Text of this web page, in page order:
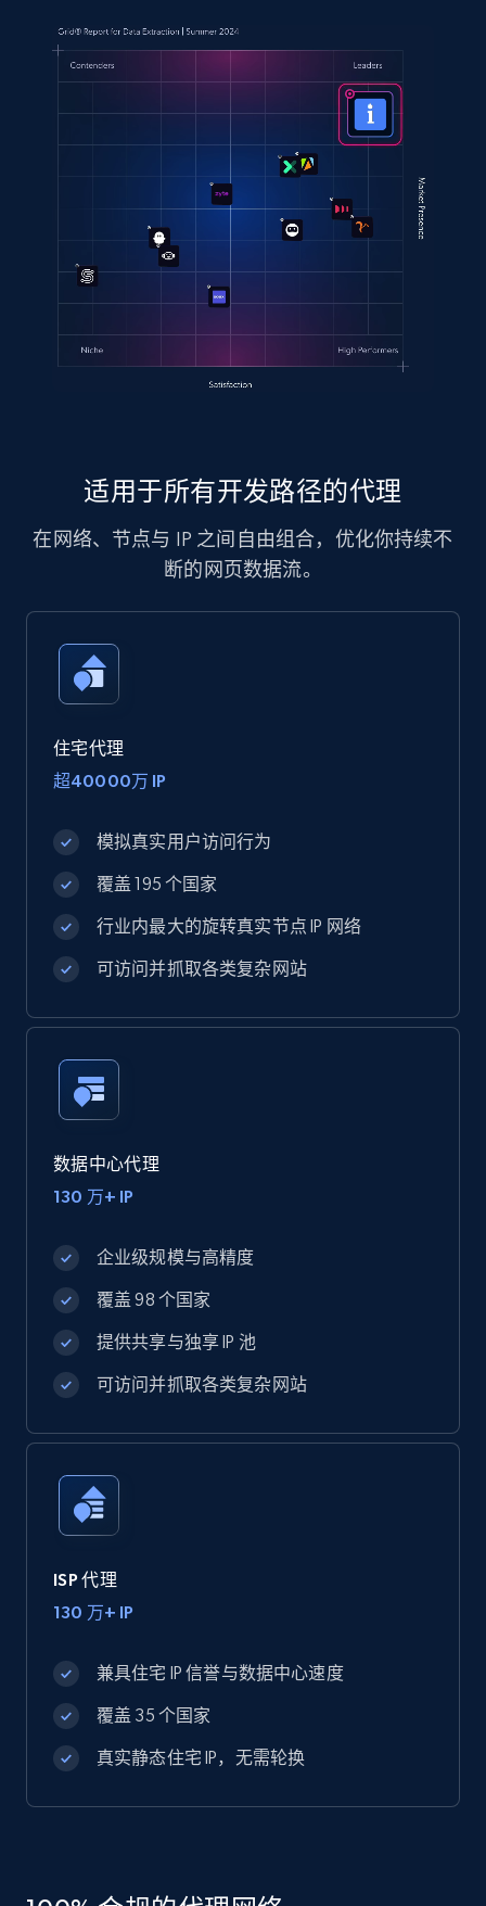
适用于所有开发路径的代理
在网络、节点与 IP 之间自由组合，优化你持续不
断的网页数据流。
住宅代理
超40000万 IP
模拟真实用户访问行为
覆盖 195 个国家
行业内最大的旋转真实节点 IP 网络
可访问并抓取各类复杂网站
数据中心代理
130 万+ IP
企业级规模与高精度
覆盖 98 个国家
提供共享与独享 IP 池
可访问并抓取各类复杂网站
ISP 代理
130 万+ IP
兼具住宅 IP 信誉与数据中心速度
覆盖 35 个国家
真实静态住宅 IP，无需轮换